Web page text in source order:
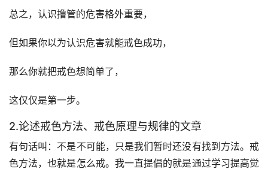
总之，认识撸管的危害格外重要，
但如果你以为认识危害就能戒色成功，
那么你就把戒色想简单了，
这仅仅是第一步。
2.论述戒色方法、戒色原理与规律的文章
有句话叫：不是不可能，只是我们暂时还没有找到方法。戒
色方法，也就是怎么戒。我一直提倡的就是通过学习提高觉